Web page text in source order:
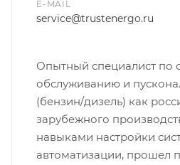
E-MAIL
service@trustenergo.ru
Опытный специалист по
обслуживанию и
(бензин/дизель) как
зарубежного
навыками настройки
автоматизации, прошел